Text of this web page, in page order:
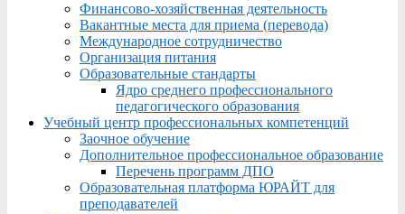
Финансово-хозяйственная деятельность
Вакантные места для приема (перевода)
Международное сотрудничество
Организация питания
Образовательные стандарты
Ядро среднего профессионального
педагогического образования
Учебный центр профессиональных компетенций
Заочное обучение
Дополнительное профессиональное образование
Перечень программ ДПО
Образовательная платформа ЮРАЙТ для
преподавателей